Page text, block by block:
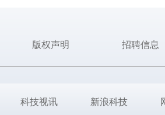
版权声明 招聘信息
科技视讯 新浪科技